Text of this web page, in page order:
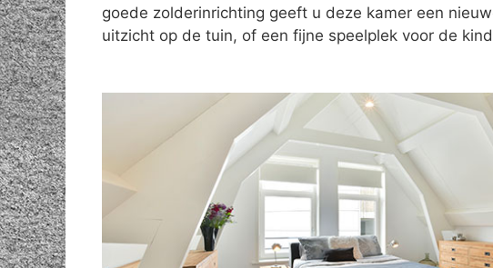
goede zolderinrichting geeft u deze kamer een
uitzicht op de tuin, of een fijne speelplek voor de